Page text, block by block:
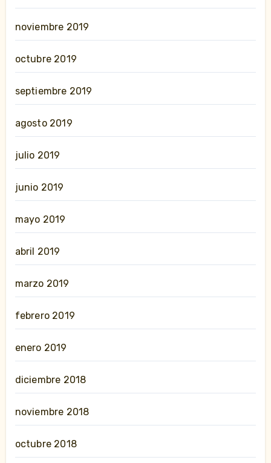
noviembre 2019
octubre 2019
septiembre 2019
agosto 2019
julio 2019
junio 2019
mayo 2019
abril 2019
marzo 2019
febrero 2019
enero 2019
diciembre 2018
noviembre 2018
octubre 2018